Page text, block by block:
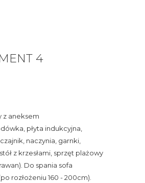
z aneksem
płyta indukcyjna,
naczynia, garnki,
z krzesłami, sprzęt plażowy
Do spania sofa
rozłożeniu 160 - 200cm).
4